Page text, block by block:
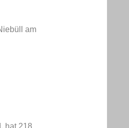
am
hat 218